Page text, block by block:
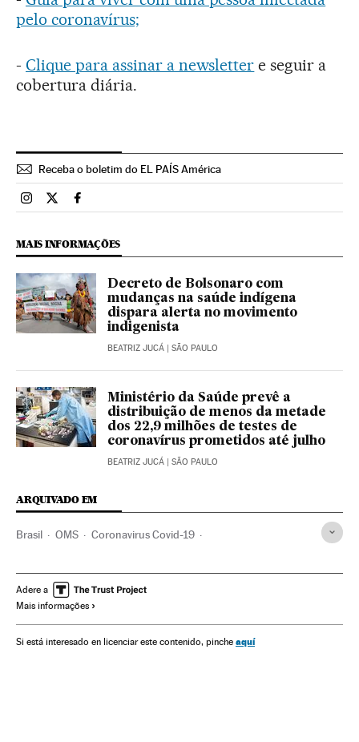
pelo coronavírus;
- Clique para assinar a newsletter e seguir a
cobertura diária.
Receba o boletim do EL PAÍS América
Brasil El País Brasil en Instagram
Brasil El País Brasil en Twitter
Brasil El País Brasil en Facebook
MAIS INFORMAÇÕES
Decreto de Bolsonaro com
mudanças na saúde indígena
dispara alerta no movimento
indigenista
BEATRIZ JUCÁ | SÃO PAULO
Ministério da Saúde prevê a
distribuição de menos da metade
dos 22,9 milhões de testes de
coronavírus prometidos até julho
BEATRIZ JUCÁ | SÃO PAULO
ARQUIVADO EM
Brasil OMS Coronavirus Covid-19
Doenças infecciosas Doenças respiratórias
Ministério Saúde
Adere a
Mais informações
Si está interesado en licenciar este contenido, pinche aquí